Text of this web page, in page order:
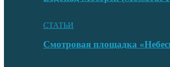
СТАТЬИ
Смотровая площадка